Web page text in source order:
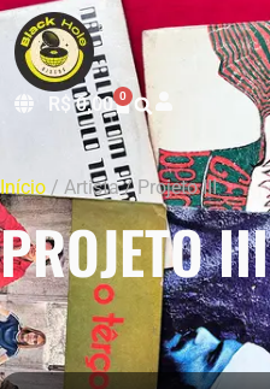
R$0,00 0
Início / Artista / Projeto III
PROJETO III